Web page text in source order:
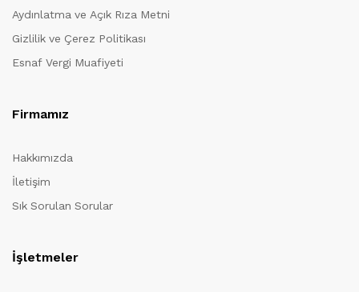
Aydınlatma ve Açık Rıza Metni
Gizlilik ve Çerez Politikası
Esnaf Vergi Muafiyeti
Firmamız
Hakkımızda
İletişim
Sık Sorulan Sorular
İşletmeler